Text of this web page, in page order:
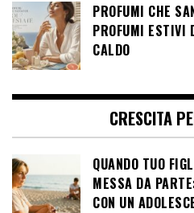
PROFUMI CHE
PROFUMI ESTIVI
CALDO
CRESCITA
QUANDO TUO
MESSA DA
CON UN